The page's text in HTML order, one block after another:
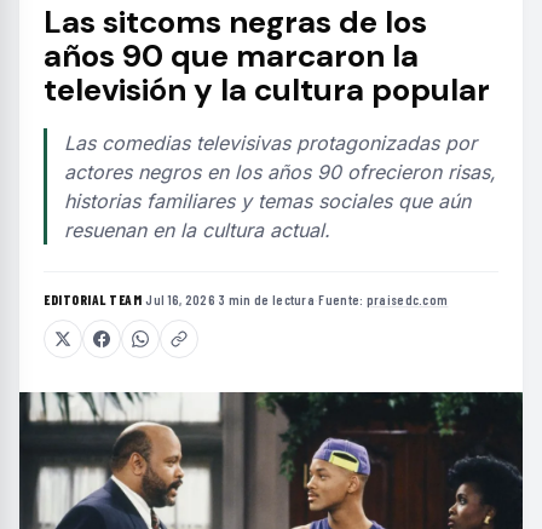
Las sitcoms negras de los
años 90 que marcaron la
televisión y la cultura popular
Las comedias televisivas protagonizadas por
actores negros en los años 90 ofrecieron risas,
historias familiares y temas sociales que aún
resuenan en la cultura actual.
EDITORIAL TEAM·Jul 16, 2026·3 min de lectura·Fuente: praisedc.com